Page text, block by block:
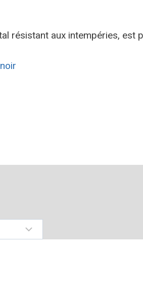
résistant aux intempéries,